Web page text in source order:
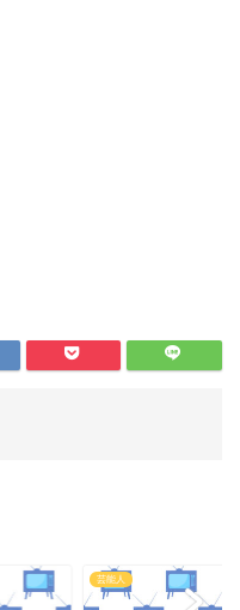
芸能人